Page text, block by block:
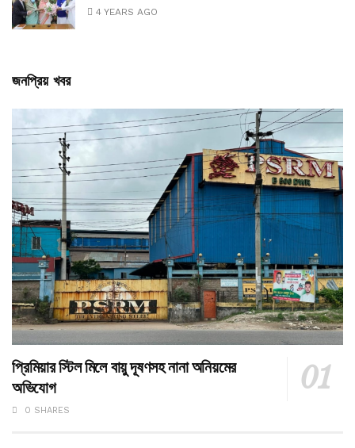
4 YEARS AGO
জনপ্রিয় খবর
প্রিমিয়ার স্টিল মিলে বায়ু দূষণসহ নানা অনিয়মের
অভিযোগ
0 SHARES